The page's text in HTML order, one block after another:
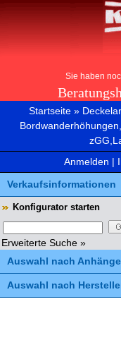
Sie haben
Startseite»
Anmelden |
Verkaufsinformationen
Konfigurator starten
Erweiterte Suche »
Auswahl nach
Auswahl nach